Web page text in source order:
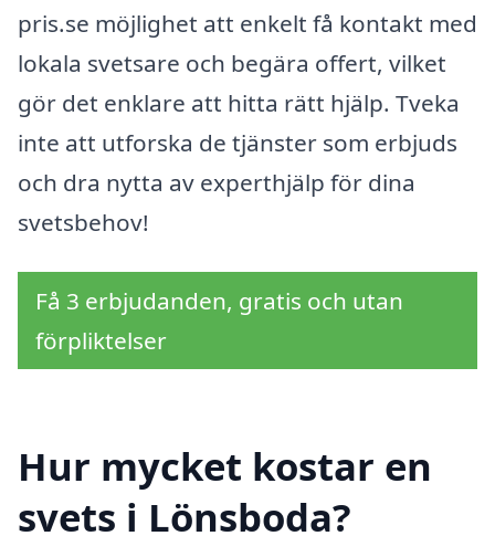
pris.se möjlighet att enkelt få kontakt med
lokala svetsare och begära offert, vilket
gör det enklare att hitta rätt hjälp. Tveka
inte att utforska de tjänster som erbjuds
och dra nytta av experthjälp för dina
svetsbehov!
Få 3 erbjudanden, gratis och utan
förpliktelser
Hur mycket kostar en
svets i Lönsboda?